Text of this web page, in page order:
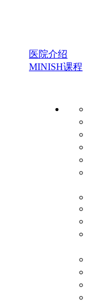
医院介绍
MINISH课程